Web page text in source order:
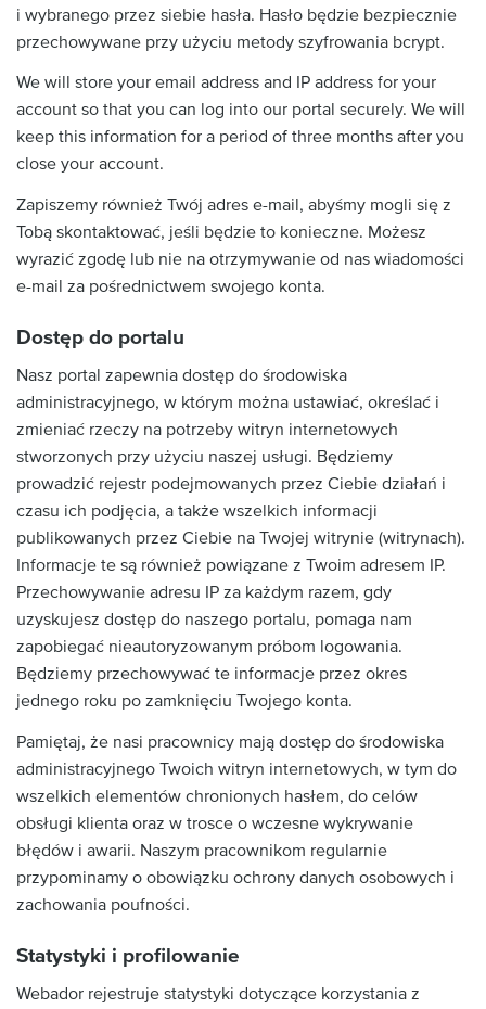
i wybranego przez siebie hasła. Hasło będzie bezpiecznie
przechowywane przy użyciu metody szyfrowania bcrypt.
We will store your email address and IP address for your
account so that you can log into our portal securely. We will
keep this information for a period of three months after you
close your account.
Zapiszemy również Twój adres e-mail, abyśmy mogli się z
Tobą skontaktować, jeśli będzie to konieczne. Możesz
wyrazić zgodę lub nie na otrzymywanie od nas wiadomości
e-mail za pośrednictwem swojego konta.
Dostęp do portalu
Nasz portal zapewnia dostęp do środowiska
administracyjnego, w którym można ustawiać, określać i
zmieniać rzeczy na potrzeby witryn internetowych
stworzonych przy użyciu naszej usługi. Będziemy
prowadzić rejestr podejmowanych przez Ciebie działań i
czasu ich podjęcia, a także wszelkich informacji
publikowanych przez Ciebie na Twojej witrynie (witrynach).
Informacje te są również powiązane z Twoim adresem IP.
Przechowywanie adresu IP za każdym razem, gdy
uzyskujesz dostęp do naszego portalu, pomaga nam
zapobiegać nieautoryzowanym próbom logowania.
Będziemy przechowywać te informacje przez okres
jednego roku po zamknięciu Twojego konta.
Pamiętaj, że nasi pracownicy mają dostęp do środowiska
administracyjnego Twoich witryn internetowych, w tym do
wszelkich elementów chronionych hasłem, do celów
obsługi klienta oraz w trosce o wczesne wykrywanie
błędów i awarii. Naszym pracownikom regularnie
przypominamy o obowiązku ochrony danych osobowych i
zachowania poufności.
Statystyki i profilowanie
Webador rejestruje statystyki dotyczące korzystania z